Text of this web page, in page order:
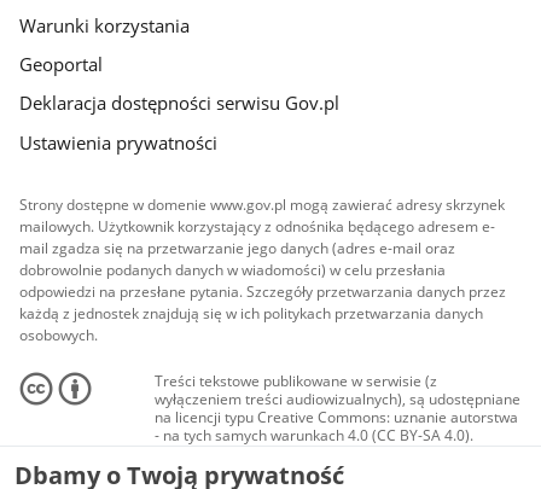
Warunki korzystania
Geoportal
Deklaracja dostępności serwisu Gov.pl
Ustawienia prywatności
Strony dostępne w domenie www.gov.pl mogą zawierać adresy skrzynek
mailowych. Użytkownik korzystający z odnośnika będącego adresem e-
mail zgadza się na przetwarzanie jego danych (adres e-mail oraz
dobrowolnie podanych danych w wiadomości) w celu przesłania
odpowiedzi na przesłane pytania. Szczegóły przetwarzania danych przez
każdą z jednostek znajdują się w ich politykach przetwarzania danych
osobowych.
Treści tekstowe publikowane w serwisie (z
wyłączeniem treści audiowizualnych), są udostępniane
na licencji typu Creative Commons: uznanie autorstwa
- na tych samych warunkach 4.0 (CC BY-SA 4.0).
Materiały audiowizualne, w tym zdjęcia, materiały
audio i wideo, są udostępniane na licencji typu
Dbamy o Twoją prywatność